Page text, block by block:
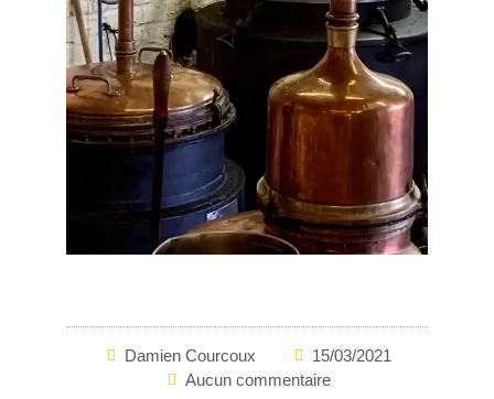
Damien Courcoux
15/03/2021
Aucun commentaire